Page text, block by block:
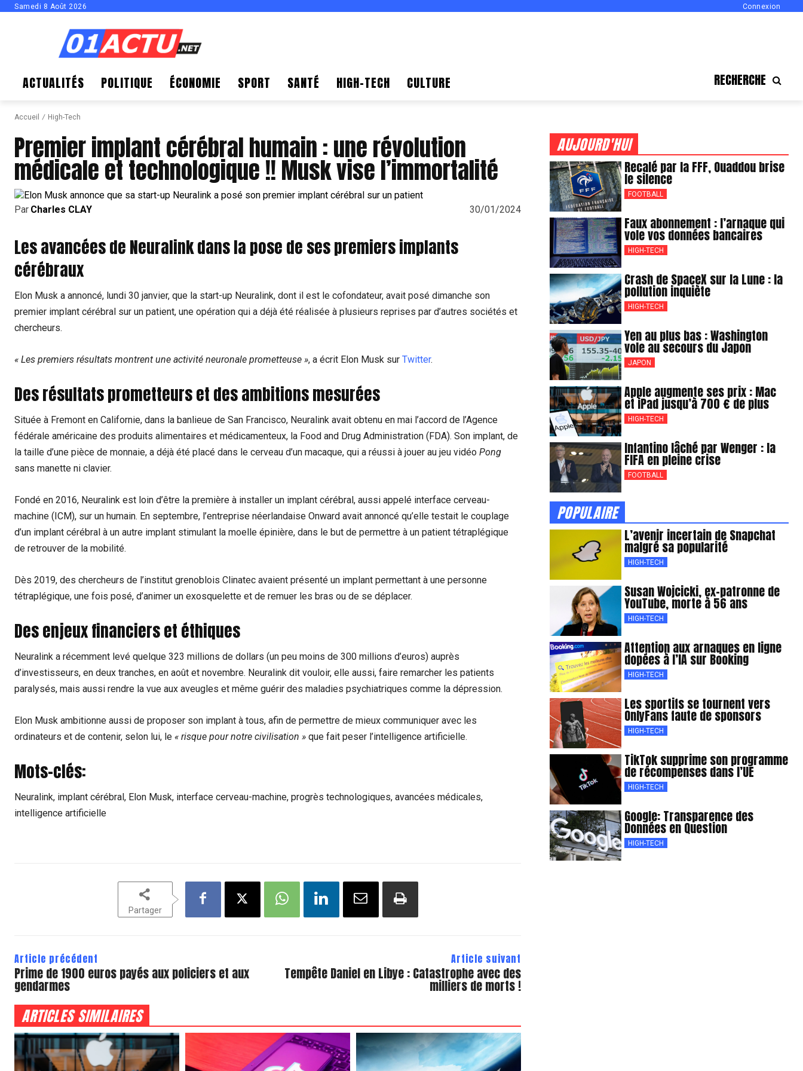
Samedi 8 Août 2026 Connexion
ACTUALITÉS POLITIQUE ÉCONOMIE SPORT SANTÉ HIGH-TECH CULTURE RECHERCHE
Accueil High-Tech
Premier implant cérébral humain : une révolution
médicale et technologique !! Musk vise l’immortalité
30/01/2024
Par Charles CLAY
Les avancées de Neuralink dans la pose de ses premiers implants
cérébraux
Elon Musk a annoncé, lundi 30 janvier, que la start-up Neuralink, dont il est le cofondateur, avait posé dimanche son
premier implant cérébral sur un patient, une opération qui a déjà été réalisée à plusieurs reprises par d’autres sociétés et
chercheurs.
« Les premiers résultats montrent une activité neuronale prometteuse », a écrit Elon Musk sur Twitter.
Des résultats prometteurs et des ambitions mesurées
Située à Fremont en Californie, dans la banlieue de San Francisco, Neuralink avait obtenu en mai l’accord de l’Agence
fédérale américaine des produits alimentaires et médicamenteux, la Food and Drug Administration (FDA). Son implant, de
la taille d’une pièce de monnaie, a déjà été placé dans le cerveau d’un macaque, qui a réussi à jouer au jeu vidéo Pong
sans manette ni clavier.
Fondé en 2016, Neuralink est loin d’être la première à installer un implant cérébral, aussi appelé interface cerveau-
machine (ICM), sur un humain. En septembre, l’entreprise néerlandaise Onward avait annoncé qu’elle testait le couplage
d’un implant cérébral à un autre implant stimulant la moelle épinière, dans le but de permettre à un patient tétraplégique
de retrouver de la mobilité.
Dès 2019, des chercheurs de l’institut grenoblois Clinatec avaient présenté un implant permettant à une personne
tétraplégique, une fois posé, d’animer un exosquelette et de remuer les bras ou de se déplacer.
Des enjeux financiers et éthiques
Neuralink a récemment levé quelque 323 millions de dollars (un peu moins de 300 millions d’euros) auprès
d’investisseurs, en deux tranches, en août et novembre. Neuralink dit vouloir, elle aussi, faire remarcher les patients
paralysés, mais aussi rendre la vue aux aveugles et même guérir des maladies psychiatriques comme la dépression.
Elon Musk ambitionne aussi de proposer son implant à tous, afin de permettre de mieux communiquer avec les
ordinateurs et de contenir, selon lui, le « risque pour notre civilisation » que fait peser l’intelligence artificielle.
Mots-clés:
Neuralink, implant cérébral, Elon Musk, interface cerveau-machine, progrès technologiques, avancées médicales,
intelligence artificielle
Partager
Article précédent
Prime de 1900 euros payés aux policiers et aux
gendarmes
Article suivant
Tempête Daniel en Libye : Catastrophe avec des
milliers de morts !
ARTICLES SIMILAIRES
AUJOURD'HUI
Recalé par la FFF, Ouaddou brise
le silence
FOOTBALL
Faux abonnement : l’arnaque qui
vole vos données bancaires
HIGH-TECH
Crash de SpaceX sur la Lune : la
pollution inquiète
HIGH-TECH
Yen au plus bas : Washington
vole au secours du Japon
JAPON
Apple augmente ses prix : Mac
et iPad jusqu’à 700 € de plus
HIGH-TECH
Infantino lâché par Wenger : la
FIFA en pleine crise
FOOTBALL
POPULAIRE
L’avenir incertain de Snapchat
malgré sa popularité
HIGH-TECH
Susan Wojcicki, ex-patronne de
YouTube, morte à 56 ans
HIGH-TECH
Attention aux arnaques en ligne
dopées à l’IA sur Booking
HIGH-TECH
Les sportifs se tournent vers
OnlyFans faute de sponsors
HIGH-TECH
TikTok supprime son programme
de récompenses dans l’UE
HIGH-TECH
Google: Transparence des
Données en Question
HIGH-TECH